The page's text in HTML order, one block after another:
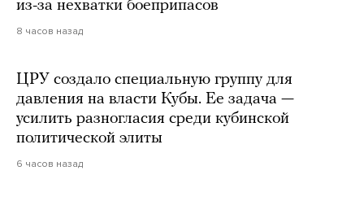
из-за нехватки боеприпасов
8 часов назад
ЦРУ создало специальную группу для
давления на власти Кубы. Ее задача —
усилить разногласия среди кубинской
политической элиты
6 часов назад